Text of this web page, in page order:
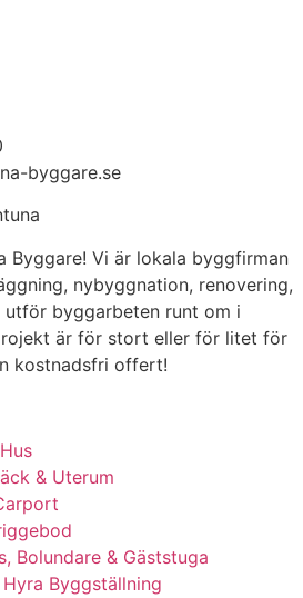
byggare.se
Byggare! Vi är lokala byggfirman
nybyggnation, renovering,
byggarbeten runt om i
är för stort eller för litet för
kostnadsfri offert!
& Uterum
Bolundare & Gäststuga
Byggställning